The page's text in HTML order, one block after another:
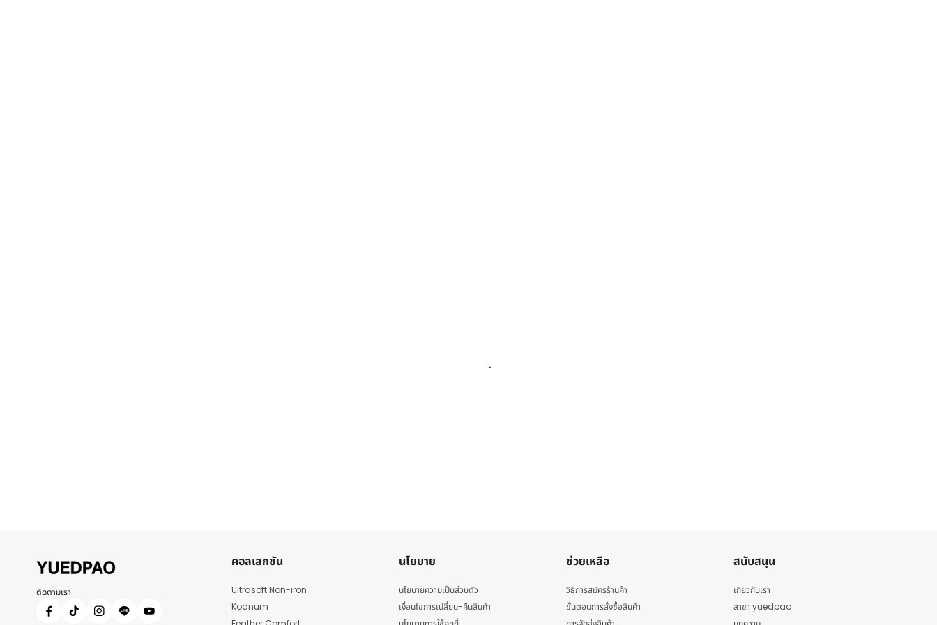
ติดตามเรา
คอลเลกชัน
Ultrasoft Non-iron
Kodnum
นโยบาย
นโยบายความเป็นส่วนตัว
เงื่อนไขการเปลี่ยน-คืนสินค้า
ช่วยเหลือ
วิธีการสมัครร้านค้า
ขั้นตอนการสั่งซื้อสินค้า
สนับสนุน
เกี่ยวกับเรา
สาขา yuedpao